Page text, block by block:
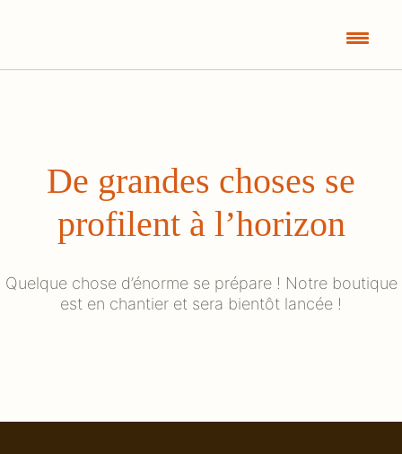
De grandes choses se
profilent à l’horizon
Quelque chose d’énorme se prépare ! Notre boutique
est en chantier et sera bientôt lancée !